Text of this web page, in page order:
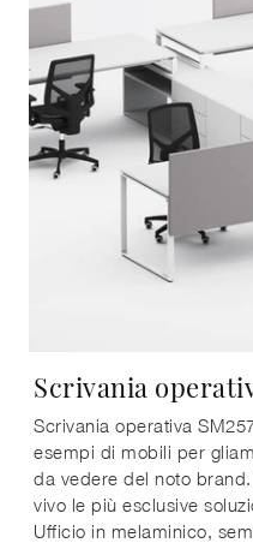
Scrivania
Scrivania operativa
esempi di mobili per
da vedere del noto
vivo le più esclusive
Ufficio in melaminico,